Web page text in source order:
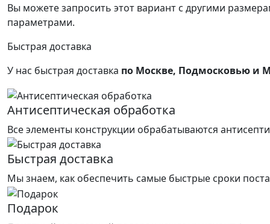
Вы можете запросить этот вариант с другими
параметрами.
Быстрая доставка
У нас быстрая доставка по Москве, Подмосковью и
Антисептическая обработка
Все элементы конструкции обрабатываются
Быстрая доставка
Мы знаем, как обеспечить самые быстрые сроки
Подарок